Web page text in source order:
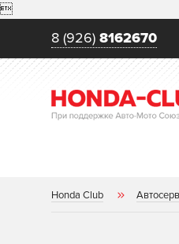

8 (926) 8162670
Honda Club